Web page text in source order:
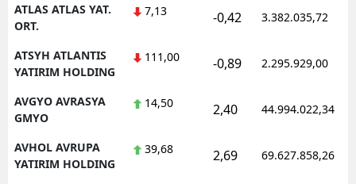
ATLAS ATLAS YAT.
ORT.
7,13 -0,42 3.382.035,72
ATSYH ATLANTIS
YATIRIM HOLDING
111,00 -0,89 2.295.929,00
AVGYO AVRASYA
GMYO
14,50 2,40 44.994.022,34
AVHOL AVRUPA
YATIRIM HOLDING
39,68 2,69 69.627.858,26